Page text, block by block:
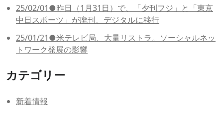
25/02/01●昨日（1月31日）で、「夕刊フジ」と「東京
中日スポーツ」が廃刊、デジタルに移行
25/01/21●米テレビ局、大量リストラ。ソーシャルネッ
トワーク発展の影響
カテゴリー
新着情報